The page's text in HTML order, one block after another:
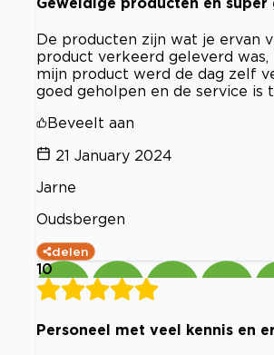
De producten zijn wat je ervan
product verkeerd geleverd
mijn product werd de dag zelf
goed geholpen en de service
Beveelt aan
21 January 2024
Jarne
Oudsbergen
delen
10
Personeel met veel kennis en